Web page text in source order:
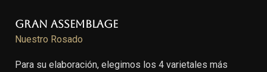
Gran Assemblage
Nuestro Rosado
Para su elaboración, elegimos los 4 varietales más